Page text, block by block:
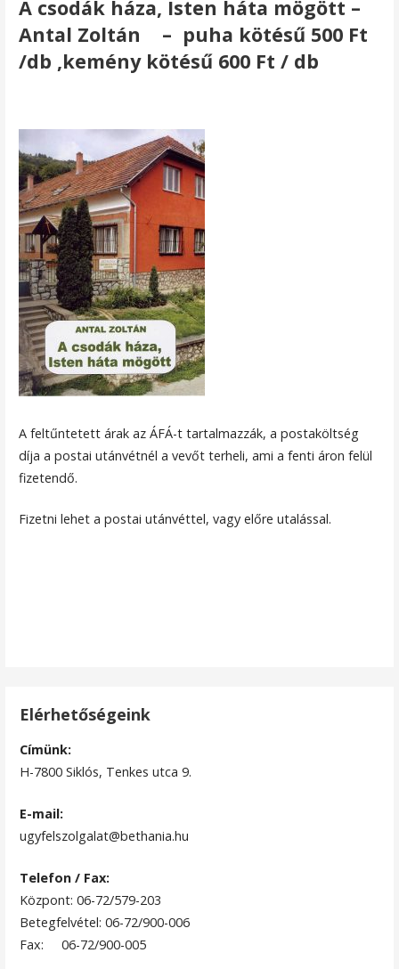
A csodák háza, Isten háta mögött –
Antal Zoltán – puha kötésű 500 Ft
/db ,kemény kötésű 600 Ft / db
A feltűntetett árak az ÁFÁ-t tartalmazzák, a postaköltség
díja a postai utánvétnél a vevőt terheli, ami a fenti áron felül
fizetendő.
Fizetni lehet a postai utánvéttel, vagy előre utalással.
Elérhetőségeink
Címünk:
H-7800 Siklós, Tenkes utca 9.
E-mail:
ugyfelszolgalat@bethania.hu
Telefon / Fax:
Központ: 06-72/579-203
Betegfelvétel: 06-72/900-006
Fax: 06-72/900-005